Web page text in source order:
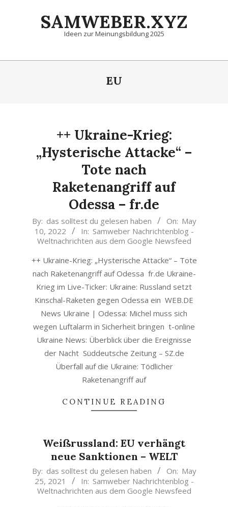
SAMWEBER.XYZ
Ideen zur Meinungsbildung 2025
Primary
EU
++ Ukraine-Krieg:
„Hysterische Attacke“ –
Tote nach
Raketenangriff auf
Odessa – fr.de
2022-
05-
10
By: das solltest du gelesen haben On: May
10, 2022
In: Samweber Nachrichtenblog -
Weltnachrichten aus dem Google Newsfeed
++ Ukraine-Krieg: „Hysterische Attacke“ – Tote
nach Raketenangriff auf Odessa fr.de Ukraine-
Krieg im Live-Ticker: Ukraine: Russland setzt
Kinschal-Raketen gegen Odessa ein WEB.DE
News Ukraine | Odessa: Michel muss sich
wegen Luftalarm in Sicherheit bringen t-online
Ukraine News: Überblick über die Ereignisse
der Nacht Süddeutsche Zeitung – SZ.de
Überfall auf die Ukraine: Tödlicher
Raketenangriff auf
CONTINUE READING
Weißrussland: EU verhängt
neue Sanktionen – WELT
2021-
05-
25
By: das solltest du gelesen haben On: May
25, 2021
In: Samweber Nachrichtenblog -
Weltnachrichten aus dem Google Newsfeed